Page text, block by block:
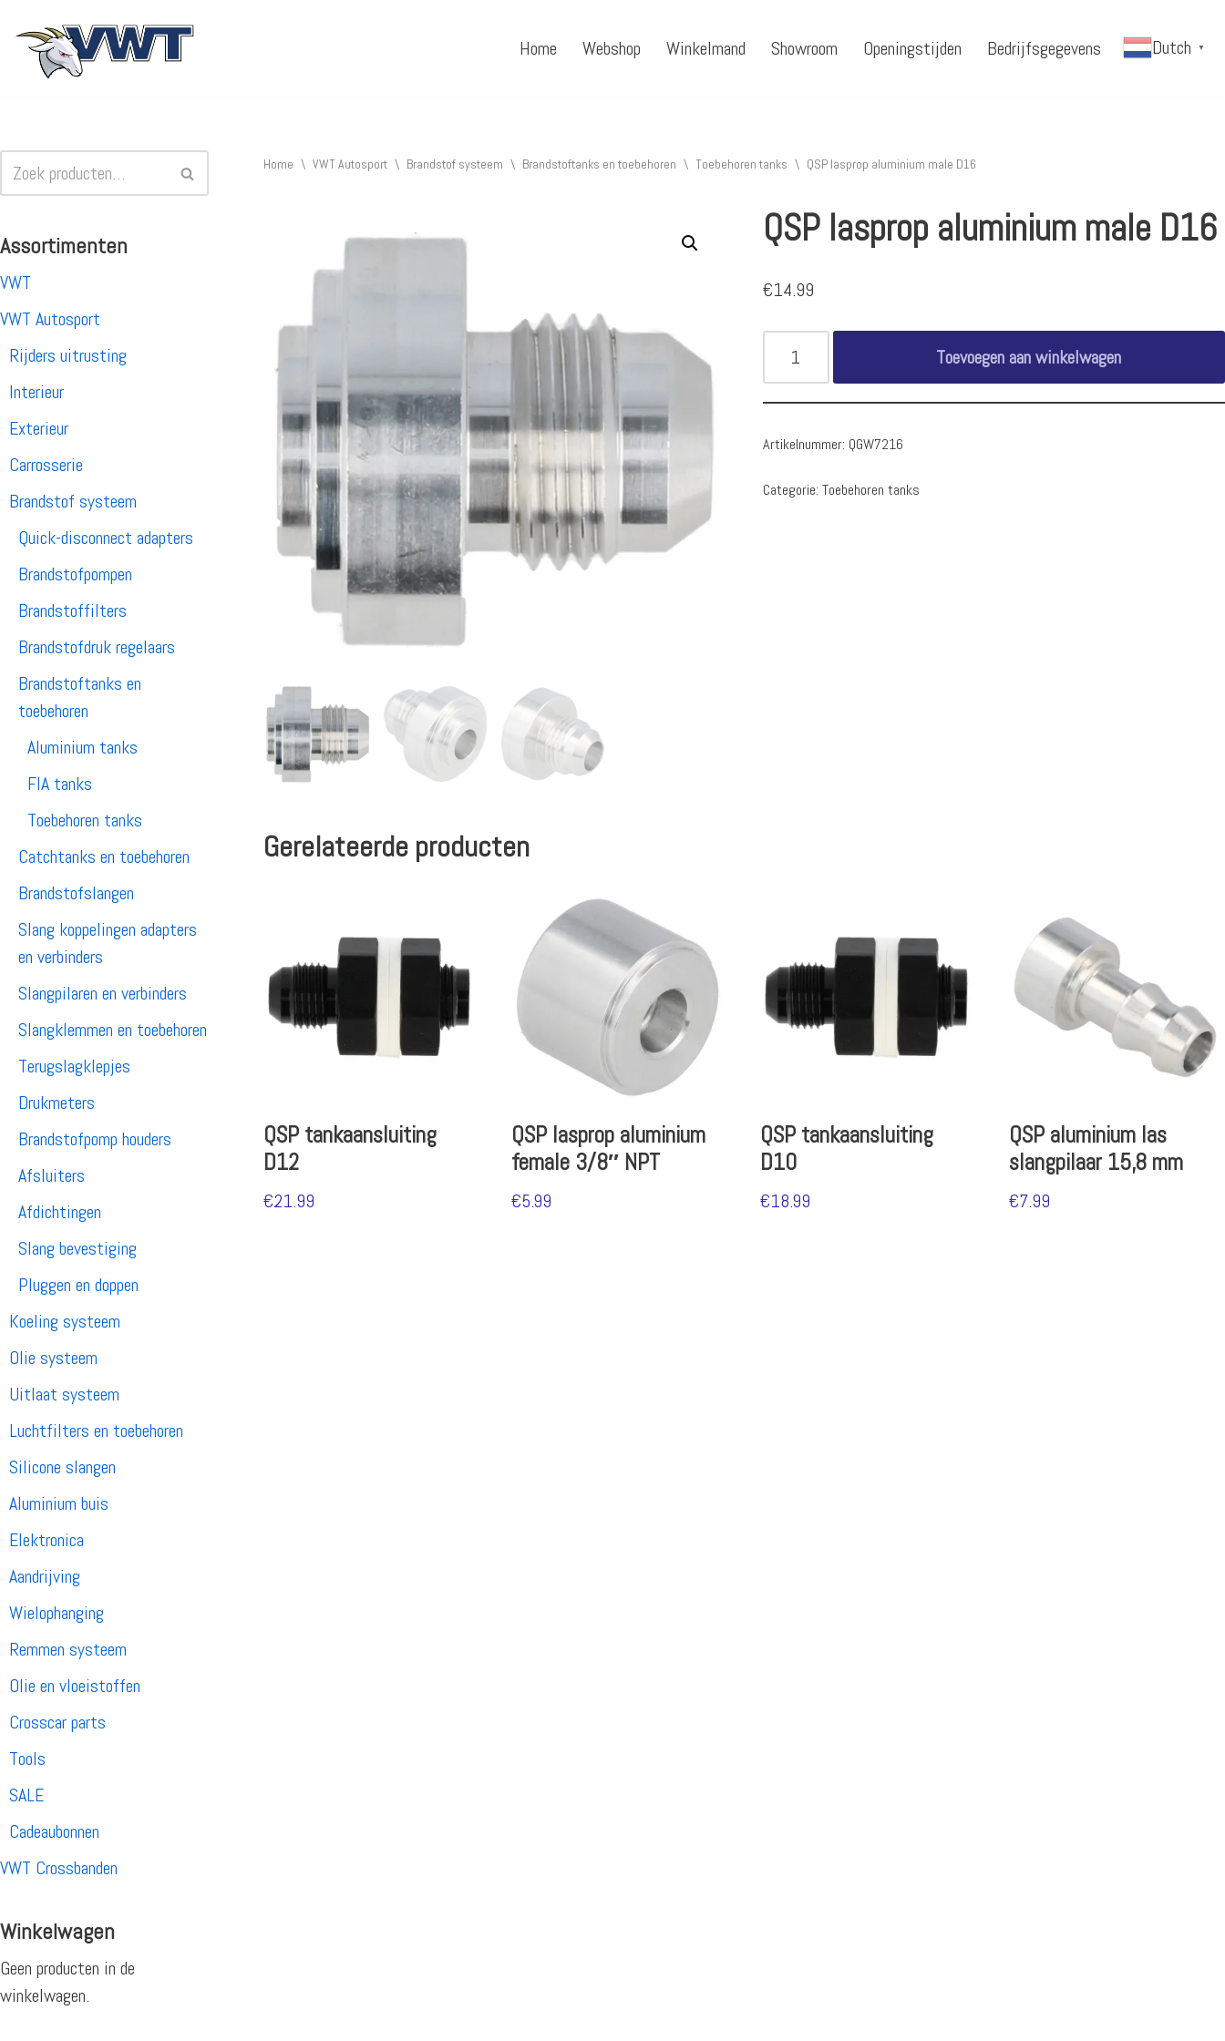
Ga
Home Webshop Winkelmand Showroom Openingstijden Bedrijfsgegevens Dutch ▼
Assortimenten
VWT
VWT Autosport
Rijders uitrusting
Interieur
Exterieur
Carrosserie
Brandstof systeem
Quick-disconnect adapters
Brandstofpompen
Brandstoffilters
Brandstofdruk regelaars
Brandstoftanks en
toebehoren
Aluminium tanks
FIA tanks
Toebehoren tanks
Catchtanks en toebehoren
Brandstofslangen
Slang koppelingen adapters
en verbinders
Slangpilaren en verbinders
Slangklemmen en toebehoren
Terugslagklepjes
Drukmeters
Brandstofpomp houders
Afsluiters
Afdichtingen
Slang bevestiging
Pluggen en doppen
Koeling systeem
Olie systeem
Uitlaat systeem
Luchtfilters en toebehoren
Silicone slangen
Aluminium buis
Elektronica
Aandrijving
Wielophanging
Remmen systeem
Olie en vloeistoffen
Crosscar parts
Tools
SALE
Cadeaubonnen
VWT Crossbanden
Winkelwagen
Geen producten in de
winkelwagen.
Home \ VWT Autosport \ Brandstof systeem \ Brandstoftanks en toebehoren \ Toebehoren tanks \ QSP lasprop aluminium male D16
QSP lasprop aluminium male D16
€14.99
Toevoegen aan winkelwagen
Artikelnummer: QGW7216
Categorie:Toebehoren tanks
Gerelateerde producten
QSP tankaansluiting
D12
€21.99
QSP lasprop aluminium
female 3/8″ NPT
€5.99
QSP tankaansluiting
D10
€18.99
QSP aluminium las
slangpilaar 15,8 mm
€7.99